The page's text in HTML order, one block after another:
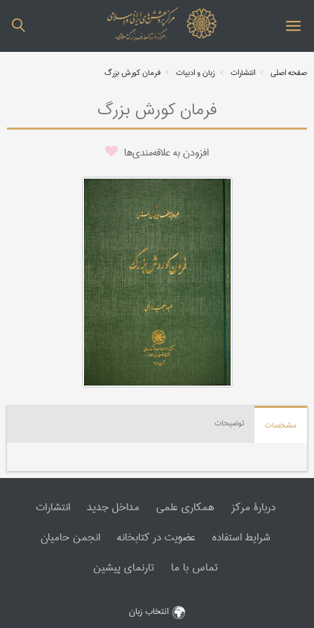
صفحه اصلی انتشارات زبان و ادبیات فرمان کورش بزرگ
فرمان کورش بزرگ
افزودن به علاقه‌مندی‌ها
مشخصات توضیحات
دربارۀ مرکز همکاری علمی مداخل جدید
انتشارات
شرایط استفاده
عضویت در کتابخانه
انجمن حامیان
تماس با ما
تارنمای پیشین
انتخاب زبان